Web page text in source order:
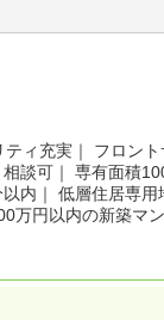
ティ充実 ｜ フロント
談可 ｜ 専有面積
内 ｜ 低層住居専用
万円以内の新築マ